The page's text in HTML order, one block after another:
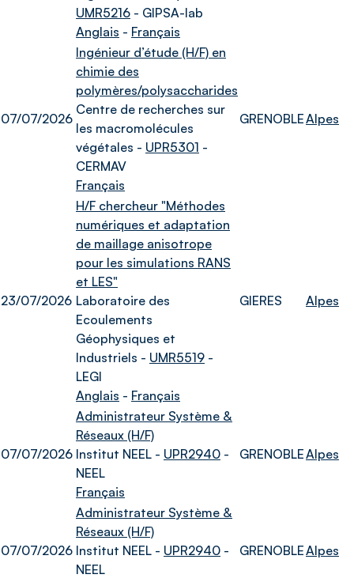
UMR5216 - GIPSA-lab
Anglais - Français
07/07/2026
Ingénieur d’étude (H/F) en
chimie des
polymères/polysaccharides
Centre de recherches sur
les macromolécules
végétales - UPR5301 -
CERMAV
Français
GRENOBLEAlpes
23/07/2026
H/F chercheur "Méthodes
numériques et adaptation
de maillage anisotrope
pour les simulations RANS
et LES"
Laboratoire des
Ecoulements
Géophysiques et
Industriels - UMR5519 -
LEGI
Anglais - Français
GIERES Alpes
07/07/2026
Administrateur Système &
Réseaux (H/F)
Institut NEEL - UPR2940 -
NEEL
Français
GRENOBLEAlpes
07/07/2026
Administrateur Système &
Réseaux (H/F)
Institut NEEL - UPR2940 -
NEEL
GRENOBLEAlpes